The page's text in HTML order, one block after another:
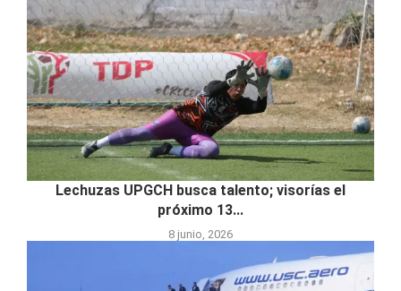
Lechuzas UPGCH busca talento; visorías el
próximo 13...
8 junio, 2026